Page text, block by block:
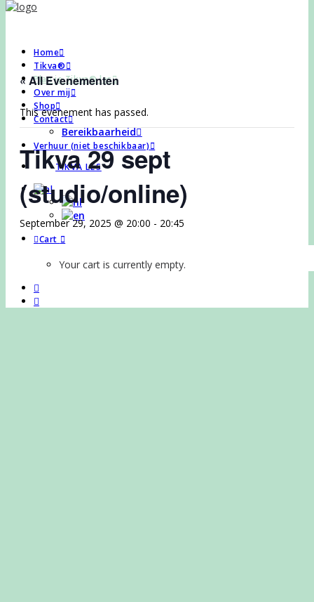
Home
Tikva®
Plan je Tikva® les
Over mij
Shop
Contact
Bereikbaarheid
Verhuur (niet beschikbaar)
TIKVA LES
Cart
Your cart is currently empty.
« All Evenementen
This evenement has passed.
Tikva 29 sept
(studio/online)
September 29, 2025 @ 20:00 - 20:45